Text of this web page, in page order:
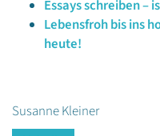
Essays schreiben –
Lebensfroh bis ins
heute!
Susanne Kleiner